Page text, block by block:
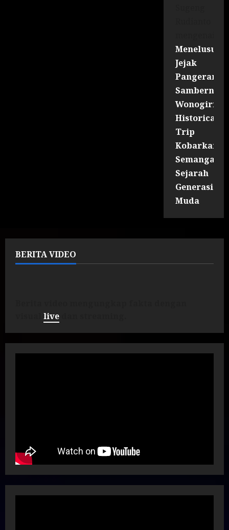
Menelusuri
Jejak
Pangeran
Wonogiri
Historical
Trip
Kobarkan
Semangat
Sejarah
Generasi
Muda
BERITA VIDEO
live